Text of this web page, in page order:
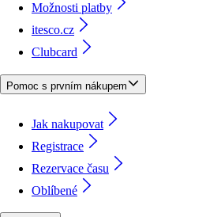
Možnosti platby
itesco.cz
Clubcard
Pomoc s prvním nákupem
Jak nakupovat
Registrace
Rezervace času
Oblíbené